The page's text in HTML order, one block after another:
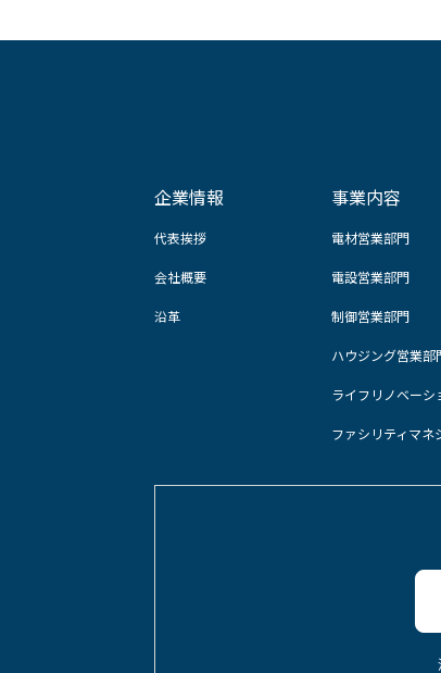
企業情報
代表挨拶
会社概要
沿革
事業内容
電材営業部門
電設営業部門
制御営業部門
ハウジング営業部
ライフリノベーシ
ファシリティマネ